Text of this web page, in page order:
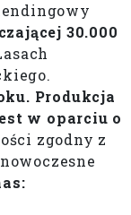
30.000
Produkcja
w oparciu o
zgodny z